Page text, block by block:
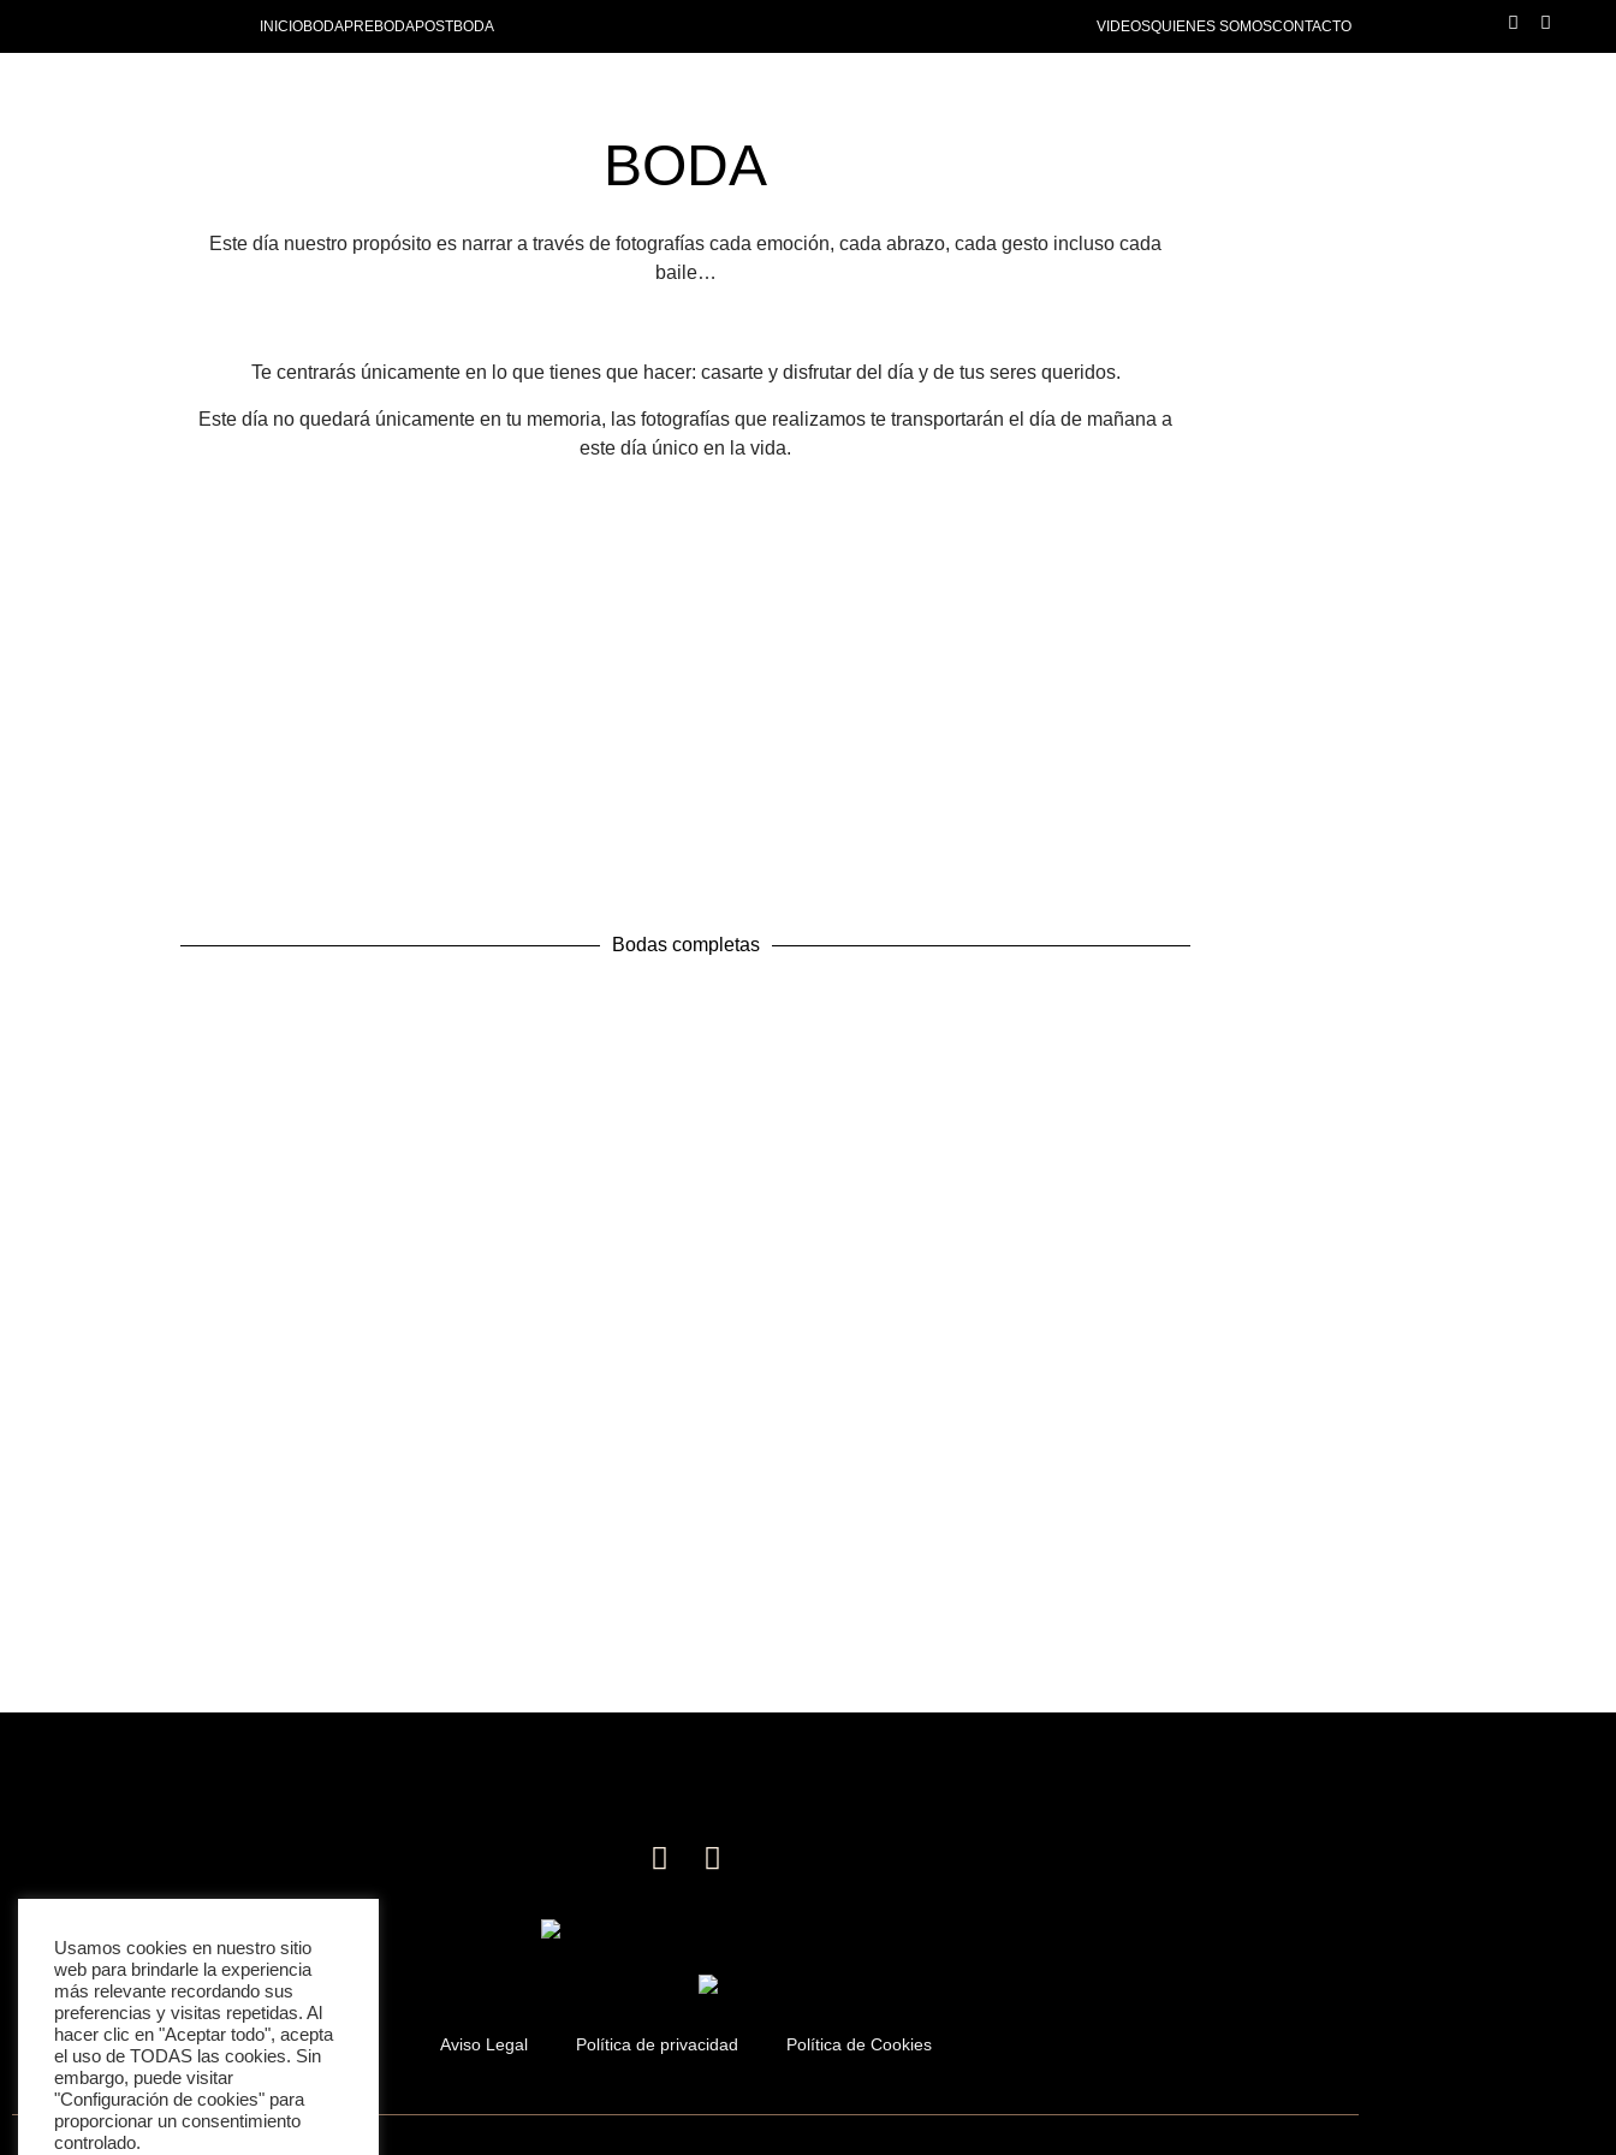
INICIOBODAPREBODAPOSTBODA VIDEOSQUIENES SOMOSCONTACTO
BODA
Este día nuestro propósito es narrar a través de fotografías cada emoción, cada abrazo, cada gesto incluso cada
baile…
Te centrarás únicamente en lo que tienes que hacer: casarte y disfrutar del día y de tus seres queridos.
Este día no quedará únicamente en tu memoria, las fotografías que realizamos te transportarán el día de mañana a
este día único en la vida.
Bodas completas
Aviso Legal Política de privacidad Política de Cookies
Usamos cookies en nuestro sitio
web para brindarle la experiencia
más relevante recordando sus
preferencias y visitas repetidas. Al
hacer clic en "Aceptar todo", acepta
el uso de TODAS las cookies. Sin
embargo, puede visitar
"Configuración de cookies" para
proporcionar un consentimiento
controlado.